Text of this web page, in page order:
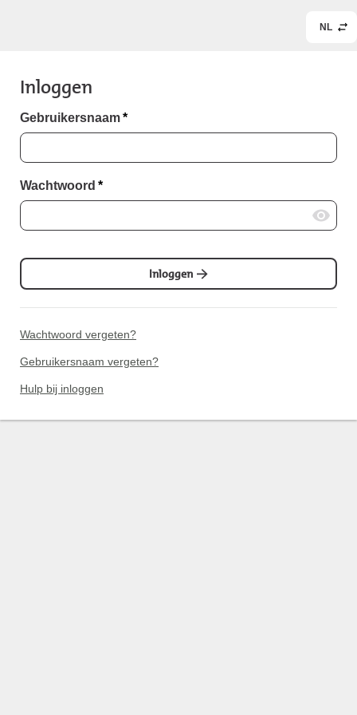
NL
Inloggen
Gebruikersnaam*
Wachtwoord *
Inloggen
Wachtwoord vergeten?
Gebruikersnaam vergeten?
Hulp bij inloggen